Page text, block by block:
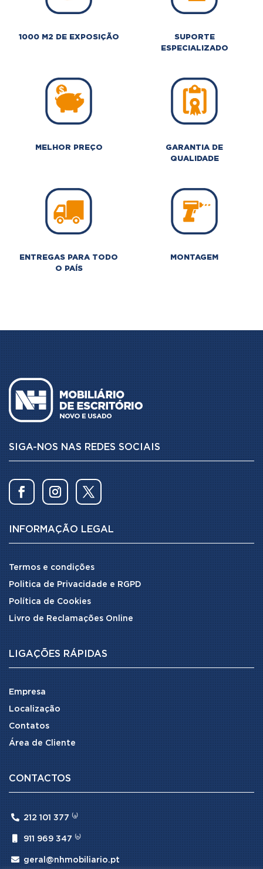
1000 M2 DE EXPOSIÇÃO
SUPORTE
ESPECIALIZADO
MELHOR PREÇO
GARANTIA DE
QUALIDADE
ENTREGAS PARA TODO
O PAÍS
MONTAGEM
SIGA-NOS NAS REDES SOCIAIS
INFORMAÇÃO LEGAL
Termos e condições
Politica de Privacidade e RGPD
Política de Cookies
Livro de Reclamações Online
LIGAÇÕES RÁPIDAS
Empresa
Localização
Contatos
Área de Cliente
CONTACTOS
 212 101 377 ⁽ᵃ⁾
911 969 347 ⁽ᵇ⁾
 geral@nhmobiliario.pt